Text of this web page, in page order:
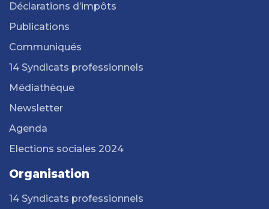
Déclarations d’impôts
Publications
Communiqués
14 Syndicats professionnels
Médiathèque
Newsletter
Agenda
Elections sociales 2024
Organisation
14 Syndicats professionnels